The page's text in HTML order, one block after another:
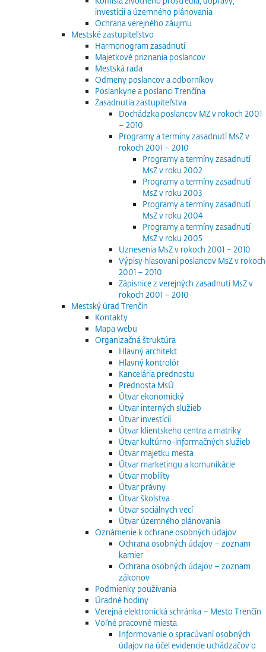
investícií a územného plánovania
Ochrana verejného záujmu
Mestské zastupiteľstvo
Harmonogram zasadnutí
Majetkové priznania poslancov
Mestská rada
Odmeny poslancov a odborníkov
Poslankyne a poslanci Trenčína
Zasadnutia zastupiteľstva
Dochádzka poslancov MZ v rokoch 2001
– 2010
Programy a termíny zasadnutí MsZ v
rokoch 2001 – 2010
Programy a termíny zasadnutí
MsZ v roku 2002
Programy a termíny zasadnutí
MsZ v roku 2003
Programy a termíny zasadnutí
MsZ v roku 2004
Programy a termíny zasadnutí
MsZ v roku 2005
Uznesenia MsZ v rokoch 2001 – 2010
Výpisy hlasovaní poslancov MsZ v rokoch
2001 – 2010
Zápisnice z verejných zasadnutí MsZ v
rokoch 2001 – 2010
Mestský úrad Trenčín
Kontakty
Mapa webu
Organizačná štruktúra
Hlavný architekt
Hlavný kontrolór
Kancelária prednostu
Prednosta MsÚ
Útvar ekonomický
Útvar interných služieb
Útvar investícií
Útvar klientskeho centra a matriky
Útvar kultúrno-informačných služieb
Útvar majetku mesta
Útvar marketingu a komunikácie
Útvar mobility
Útvar právny
Útvar školstva
Útvar sociálnych vecí
Útvar územného plánovania
Oznámenie k ochrane osobných údajov
Ochrana osobných údajov – zoznam
kamier
Ochrana osobných údajov – zoznam
zákonov
Podmienky používania
Úradné hodiny
Verejná elektronická schránka – Mesto Trenčín
Voľné pracovné miesta
Informovanie o spracúvaní osobných
údajov na účel evidencie uchádzačov o